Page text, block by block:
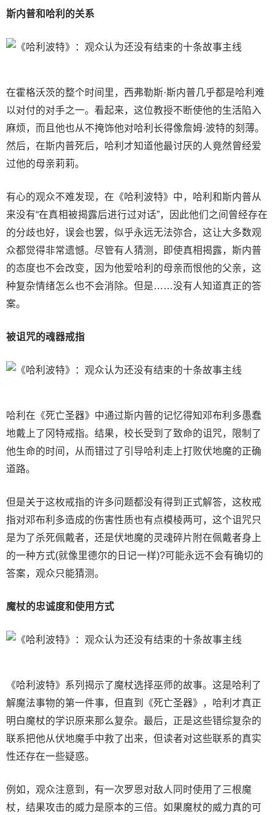
斯内普和哈利的关系
在霍格沃茨的整个时间里，西弗勒斯·斯内普几乎都是哈利难
以对付的对手之一。看起来，这位教授不断使他的生活陷入
麻烦，而且他也从不掩饰他对哈利长得像詹姆·波特的刻薄。
然后，在斯内普死后，哈利才知道他最讨厌的人竟然曾经爱
过他的母亲莉莉。
有心的观众不难发现，在《哈利波特》中，哈利和斯内普从
来没有“在真相被揭露后进行过对话”，因此他们之间曾经存在
的分歧也好，误会也罢，似乎永远无法弥合，这让大多数观
众都觉得非常遗憾。尽管有人猜测，即使真相揭露，斯内普
的态度也不会改变，因为他爱哈利的母亲而恨他的父亲，这
种复杂情绪怎么也不会消除。但是……没有人知道真正的答
案。
被诅咒的魂器戒指
哈利在《死亡圣器》中通过斯内普的记忆得知邓布利多愚蠢
地戴上了冈特戒指。结果，校长受到了致命的诅咒，限制了
他生命的时间，从而错过了引导哈利走上打败伏地魔的正确
道路。
但是关于这枚戒指的许多问题都没有得到正式解答，这枚戒
指对邓布利多造成的伤害性质也有点模棱两可，这个诅咒只
是为了杀死佩戴者，还是伏地魔的灵魂碎片附在佩戴者身上
的一种方式(就像里德尔的日记一样)?可能永远不会有确切的
答案，观众只能猜测。
魔杖的忠诚度和使用方式
《哈利波特》系列揭示了魔杖选择巫师的故事。这是哈利了
解魔法事物的第一件事，但直到《死亡圣器》，哈利才真正
明白魔杖的学识原来那么复杂。最后，正是这些错综复杂的
联系把他从伏地魔手中救了出来，但读者对这些联系的真实
性还存在一些疑惑。
例如，观众注意到，有一次罗恩对敌人同时使用了三根魔
杖，结果攻击的威力是原本的三倍。如果魔杖的威力真的可